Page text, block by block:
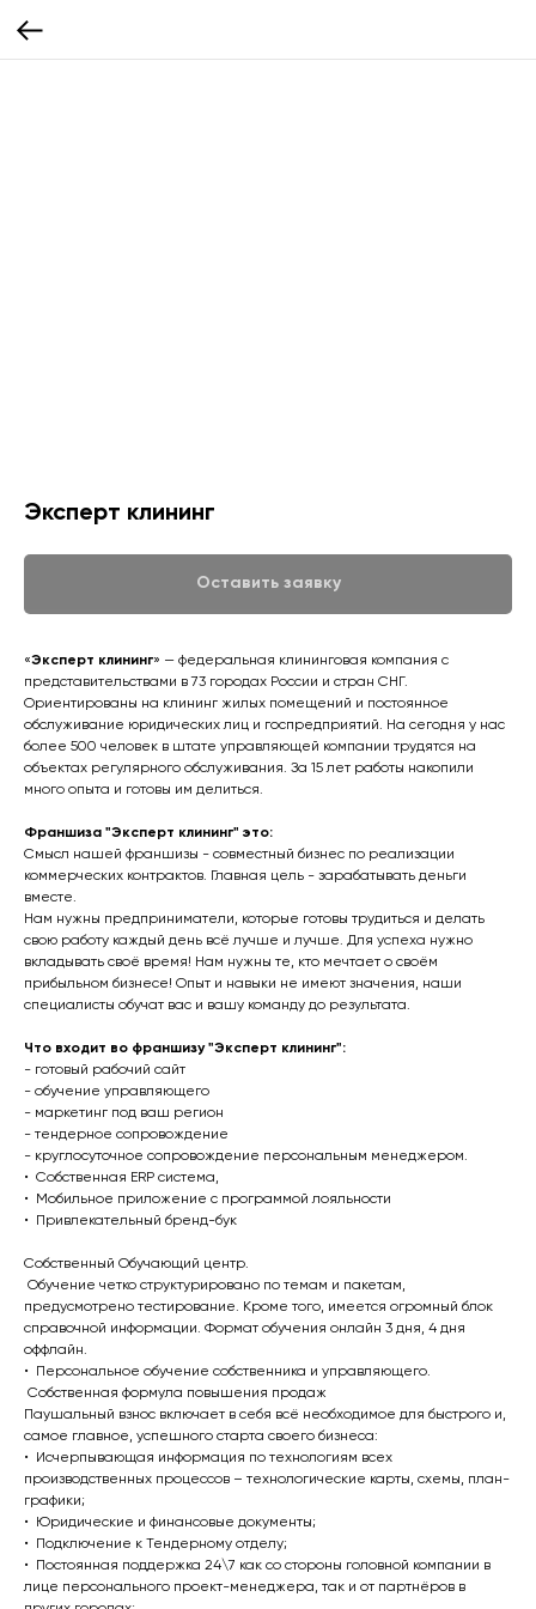
Эксперт клининг
Оставить заявку
«Эксперт клининг» — федеральная клининговая компания с
представительствами в 73 городах России и стран СНГ.
Ориентированы на клининг жилых помещений и постоянное
обслуживание юридических лиц и госпредприятий. На сегодня у нас
более 500 человек в штате управляющей компании трудятся на
объектах регулярного обслуживания. За 15 лет работы накопили
много опыта и готовы им делиться.
Франшиза "Эксперт клининг" это:
Смысл нашей франшизы - совместный бизнес по реализации
коммерческих контрактов. Главная цель - зарабатывать деньги
вместе.
Нам нужны предприниматели, которые готовы трудиться и делать
свою работу каждый день всё лучше и лучше. Для успеха нужно
вкладывать своё время! Нам нужны те, кто мечтает о своём
прибыльном бизнесе! Опыт и навыки не имеют значения, наши
специалисты обучат вас и вашу команду до результата.
Что входит во франшизу "Эксперт клининг":
- готовый рабочий сайт
- обучение управляющего
- маркетинг под ваш регион
- тендерное сопровождение
- круглосуточное сопровождение персональным менеджером.
• Собственная ERP система,
• Мобильное приложение с программой лояльности
• Привлекательный бренд-бук
Собственный Обучающий центр.
Обучение четко структурировано по темам и пакетам,
предусмотрено тестирование. Кроме того, имеется огромный блок
справочной информации. Формат обучения онлайн 3 дня, 4 дня
оффлайн.
• Персональное обучение собственника и управляющего.
Собственная формула повышения продаж
Паушальный взнос включает в себя всё необходимое для быстрого и,
самое главное, успешного старта своего бизнеса:
• Исчерпывающая информация по технологиям всех
производственных процессов – технологические карты, схемы, план-
графики;
• Юридические и финансовые документы;
• Подключение к Тендерному отделу;
• Постоянная поддержка 24\7 как со стороны головной компании в
лице персонального проект-менеджера, так и от партнёров в